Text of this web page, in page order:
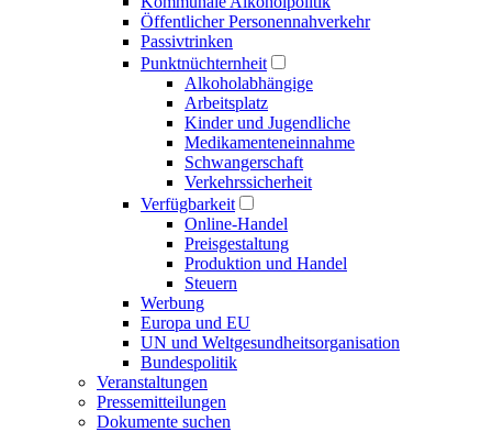
Öffentlicher Personen­nahverkehr
Passivtrinken
Punkt­nüchternheit
Alkohol­abhängige
Arbeitsplatz
Kinder und Jugendliche
Medikamenten­einnahme
Schwangerschaft
Verkehrs­sicherheit
Verfügbarkeit
Online-Handel
Preisgestaltung
Produktion und Handel
Steuern
Werbung
Europa und EU
UN und Welt­gesundheits­organisation
Bundespolitik
Veranstaltungen
Presse­mitteilungen
Dokumente suchen